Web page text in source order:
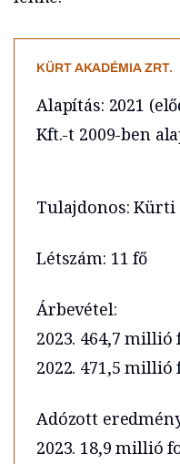
KÜRT AKADÉMIA ZRT.
Alapítás: 2021
Kft.-t 2009-ben
Tulajdonos: Kürti
Létszám: 11 fő
Árbevétel:
2023. 464,7
2022. 471,5
Adózott
2023. 18,9 millió